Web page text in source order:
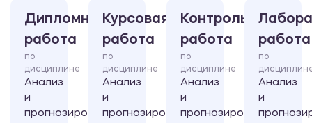
Дипломная
работа
по
дисциплине
Анализ
и
прогнозирование
Курсовая
работа
по
дисциплине
Анализ
и
прогнозирование
Контрольная
работа
по
дисциплине
Анализ
и
прогнозирование
работа
по
Анализ
и